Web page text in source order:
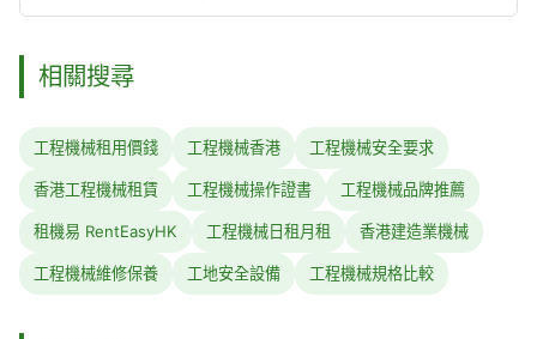
相關搜尋
工程機械租用價錢 工程機械香港 工程機械安全要求
香港工程機械租賃 工程機械操作證書 工程機械品牌推薦
租機易 RentEasyHK 工程機械日租月租 香港建造業機械
工程機械維修保養 工地安全設備 工程機械規格比較